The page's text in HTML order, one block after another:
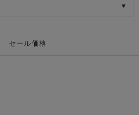
セール価格